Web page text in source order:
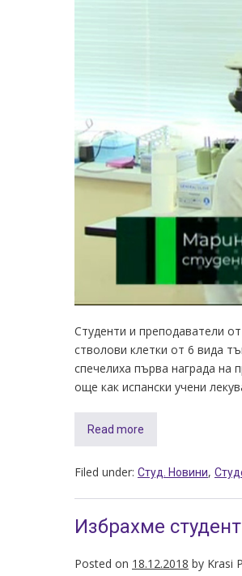
Студенти и преподаватели
стволови клетки от 6 вида
спечелиха първа награда
още как испански учени
Read more
Filed under: Студ. Новини,
Избрахме
Posted on 18.12.2018 by Krasi